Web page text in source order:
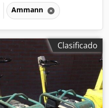
Ammann
Clasificado